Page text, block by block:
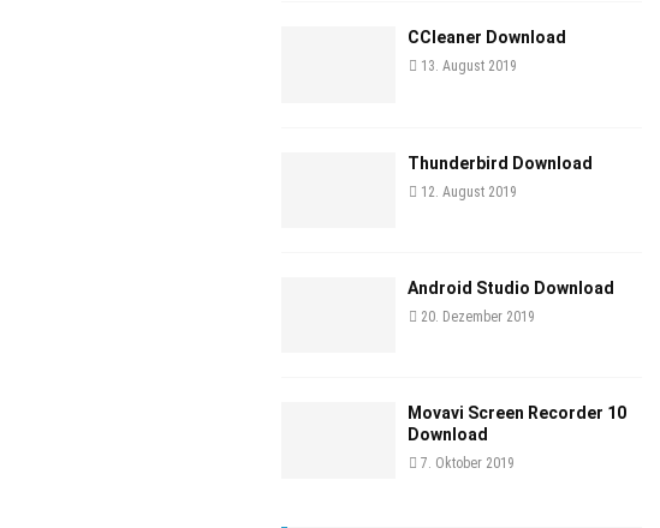
CCleaner Download
13. August 2019
Thunderbird Download
12. August 2019
Android Studio Download
20. Dezember 2019
Movavi Screen Recorder 10
Download
7. Oktober 2019